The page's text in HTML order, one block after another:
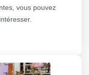
vous pouvez